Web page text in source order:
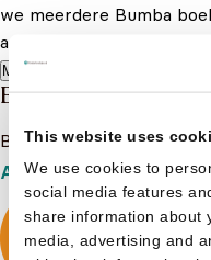
This website uses
We use cookies to
social media features
share information about
media, advertising and
we meerdere Bumba
aanbod en koop een leuk
Meer lezen
Bumba
Bekijk het boeken aanbod
Aanbod